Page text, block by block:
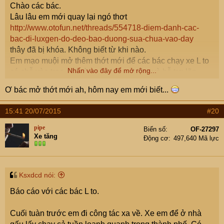
Chào các bác.
Lâu lâu em mới quay lại ngó thơt
http://www.otofun.net/threads/554718-diem-danh-cac-
bac-di-luxgen-do-deo-bao-duong-sua-chua-vao-day
thây đã bị khóa. Không biết từ khi nào.
Em mạo muội mở thêm thớt mới để các bác chạy xe L to
có chỗ vào trao đổi cởi mở kinh nghiệm và hỗ trợ lãn
Mời các bác L to thamgia nhiệt tình !
Nhấn vào đây để mở rộng...
Ơ bác mở thớt mới ah, hôm nay em mới biết...
15:41 20/07/2015 #20
pipe
Xe tăng
Biển số
OF-27297
Động cơ
497,640 Mã lực
Ksxdcd nói:
Báo cáo với các bác L to.
Cuối tuàn trước em đi công tác xa về. Xe em để ở nhà